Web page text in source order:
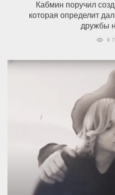
Кабмин поручил
которая определит
дружбы
9